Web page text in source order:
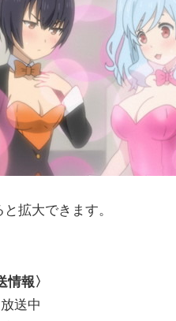
拡大できます。
報〉
送中